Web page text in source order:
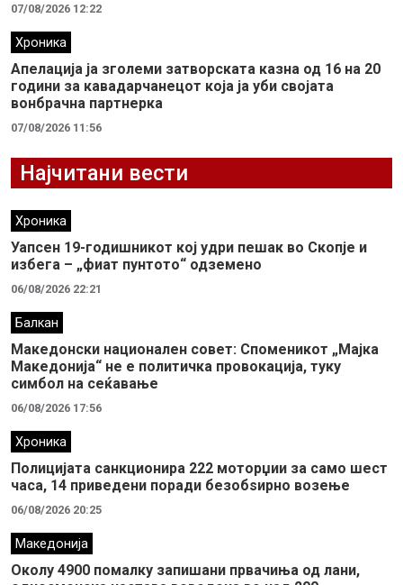
07/08/2026 12:22
Хроника
Апелација ја зголеми затворската казна од 16 на 20
години за кавадарчанецот која ја уби својата
вонбрачна партнерка
07/08/2026 11:56
Најчитани вести
Хроника
Уапсен 19-годишникот кој удри пешак во Скопје и
избега – „фиат пунтото“ одземено
06/08/2026 22:21
Балкан
Македонски национален совет: Споменикот „Мајка
Македонија“ не е политичка провокација, туку
симбол на сеќавање
06/08/2026 17:56
Хроника
Полицијата санкционира 222 моторџии за само шест
часа, 14 приведени поради безобѕирно возење
06/08/2026 20:25
Македонија
Околу 4900 помалку запишани првачиња од лани,